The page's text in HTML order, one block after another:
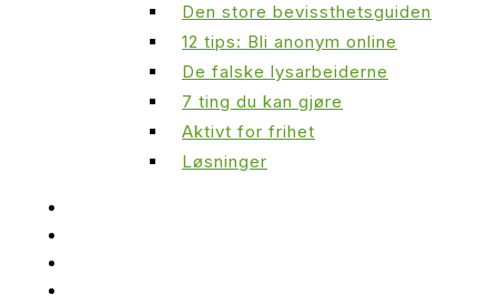
Den store bevissthetsguiden
12 tips: Bli anonym online
De falske lysarbeiderne
7 ting du kan gjøre
Aktivt for frihet
Løsninger